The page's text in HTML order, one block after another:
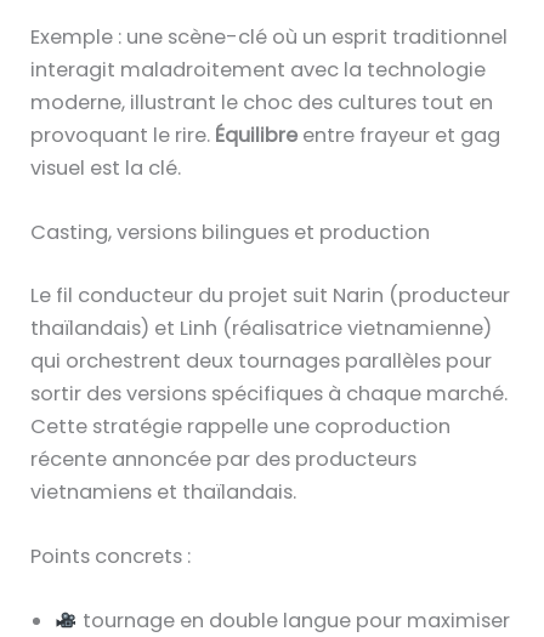
Exemple : une scène-clé où un esprit traditionnel
interagit maladroitement avec la technologie
moderne, illustrant le choc des cultures tout en
provoquant le rire. Équilibre entre frayeur et gag
visuel est la clé.
Casting, versions bilingues et production
Le fil conducteur du projet suit Narin (producteur
thaïlandais) et Linh (réalisatrice vietnamienne)
qui orchestrent deux tournages parallèles pour
sortir des versions spécifiques à chaque marché.
Cette stratégie rappelle une coproduction
récente annoncée par des producteurs
vietnamiens et thaïlandais.
Points concrets :
tournage en double langue pour maximiser